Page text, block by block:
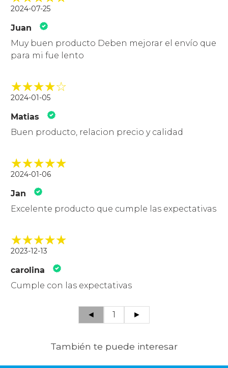
2024-07-25
Juan
Muy buen producto Deben mejorar el envío que
para mi fue lento
2024-01-05
Matias
Buen producto, relacion precio y calidad
2024-01-06
Jan
Excelente producto que cumple las expectativas
2023-12-13
carolina
Cumple con las expectativas
◄ 1 ►
También te puede interesar